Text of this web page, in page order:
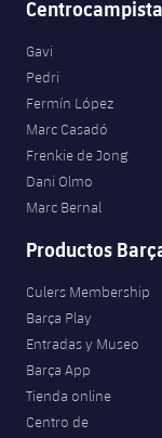
Gavi
Pedri
Fermín López
Marc Casadó
Frenkie de Jong
Dani Olmo
Marc Bernal
Productos
Culers Membership
Barça Play
Entradas y Museo
Barça App
Tienda online
Centro de